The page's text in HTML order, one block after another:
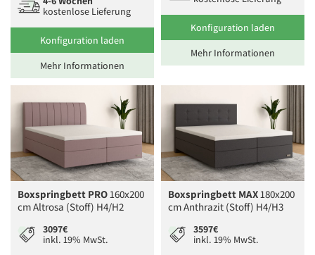
kostenlose Lieferung
Konfiguration laden
Mehr Informationen
Konfiguration laden
Mehr Informationen
Boxspringbett PRO160x200
cm Altrosa (Stoff) H4/H2
3097€
inkl. 19% MwSt.
Boxspringbett MAX180x200
cm Anthrazit (Stoff) H4/H3
3597€
inkl. 19% MwSt.